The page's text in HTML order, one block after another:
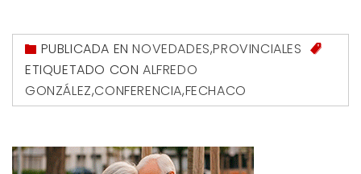
PUBLICADA ENNOVEDADES,PROVINCIALES
ETIQUETADO CON ALFREDO
GONZÁLEZ,CONFERENCIA,FECHACO